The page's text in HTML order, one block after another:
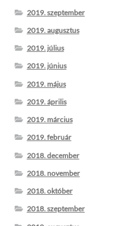
2019. szeptember
2019. augusztus
2019. július
2019. június
2019. május
2019. április
2019. március
2019. február
2018. december
2018. november
2018. október
2018. szeptember